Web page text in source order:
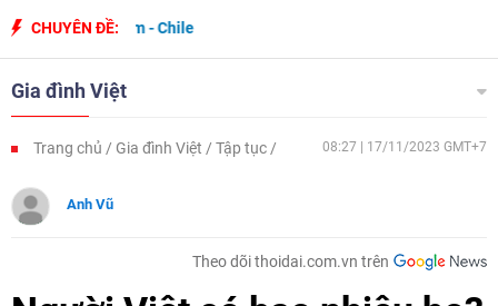
CHUYÊN ĐỀ:
Nam - Chile
Gia đình Việt
Trang chủ Gia đình Việt Tập tục 08:27 | 17/11/2023 GMT+7
Anh Vũ
Theo dõi thoidai.com.vn trên